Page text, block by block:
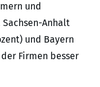
und
Sachsen-Anhalt
und Bayern
Firmen besser